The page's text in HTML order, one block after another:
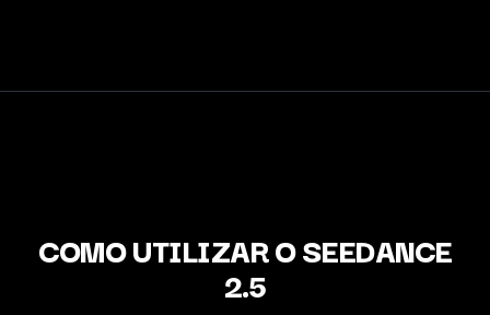
COMO UTILIZAR O SEEDANCE
2.5